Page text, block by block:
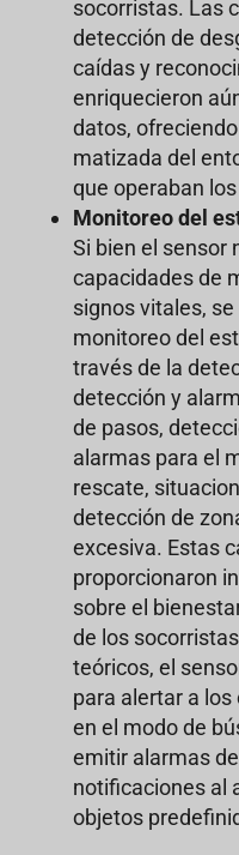
socorristas. Las
detección de
caídas y
enriquecieron
datos,
matizada del
que operaban
Monitoreo del
Si bien el sensor
capacidades de
signos vitales,
monitoreo del
través de la
detección y
de pasos,
alarmas para el
rescate,
detección de
excesiva. Estas
proporcionaron
sobre el
de los
teóricos, el
para alertar a
en el modo de
emitir alarmas
notificaciones al
objetos